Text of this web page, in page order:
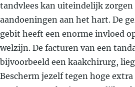
tandvlees kan uiteindelijk
aandoeningen aan het hart. De
gebit heeft een enorme invloed
welzijn. De facturen van een
bijvoorbeeld een kaakchirurg,
Bescherm jezelf tegen hoge